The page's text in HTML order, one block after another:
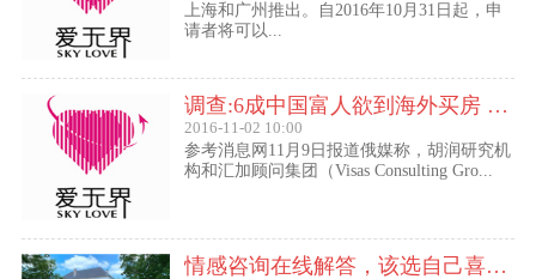
上海和广州推出。自2016年10月31日起，申
请者将可以...
调查:6成中国富人欲到海外买房 最想移民去美国
2016-11-02 10:00
参考消息网11月9日报道俄媒称，胡润研究机
构和汇加顾问集团（Visas Consulting Gro...
情感咨询在线解答，该选自己喜欢的,还是喜欢自己的？